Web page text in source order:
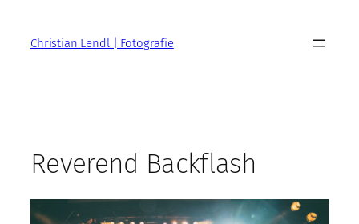
springenChristian Lendl | Fotografie
Reverend Backflash